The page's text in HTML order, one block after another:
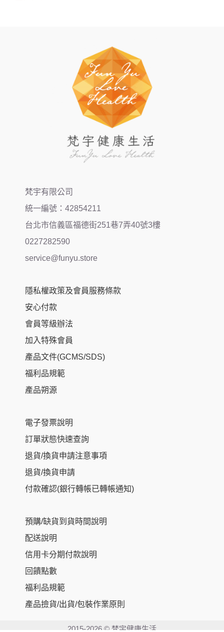
梵宇有限公司
統一編號：42854211
台北市信義區福德街251巷7弄40號3樓
0227282590
service@funyu.store
隱私權政策及會員服務條款
安心付款
會員等級辦法
加入特殊會員
產品文件(GCMS/SDS)
福利品規範
產品朔源
電子發票說明
訂單狀態快速查詢
退貨/換貨申請注意事項
退貨/換貨申請
付款確認(銀行轉帳已轉帳通知)
預購/缺貨到貨時間說明
配送說明
信用卡分期付款說明
回饋點數
福利品規範
產品撿貨/出貨/包裝作業原則
2015-2026 © 梵宇健康生活
Item added to cart.